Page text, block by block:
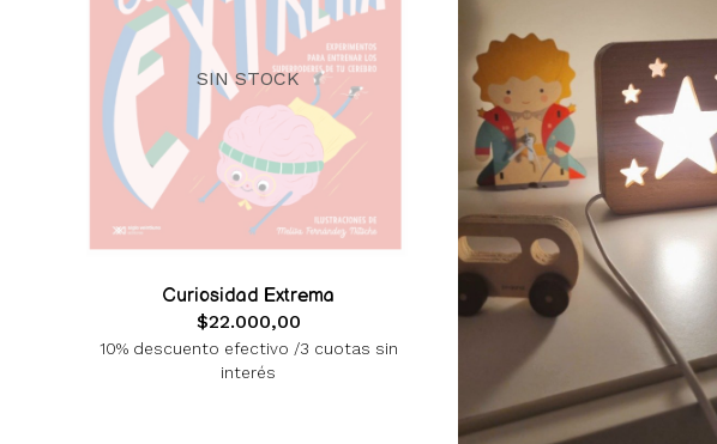
SIN STOCK
Curiosidad Extrema
$22.000,00
10% descuento efectivo /3 cuotas sin
interés